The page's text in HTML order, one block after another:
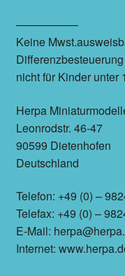
—————–
Keine
nicht für Kinder unter
Herpa
Leonrodstr. 46-47
90599 Dietenhofen
Deutschland
Telefon: +49 (0) –
Telefax: +49 (0) –
E-Mail:
Internet: